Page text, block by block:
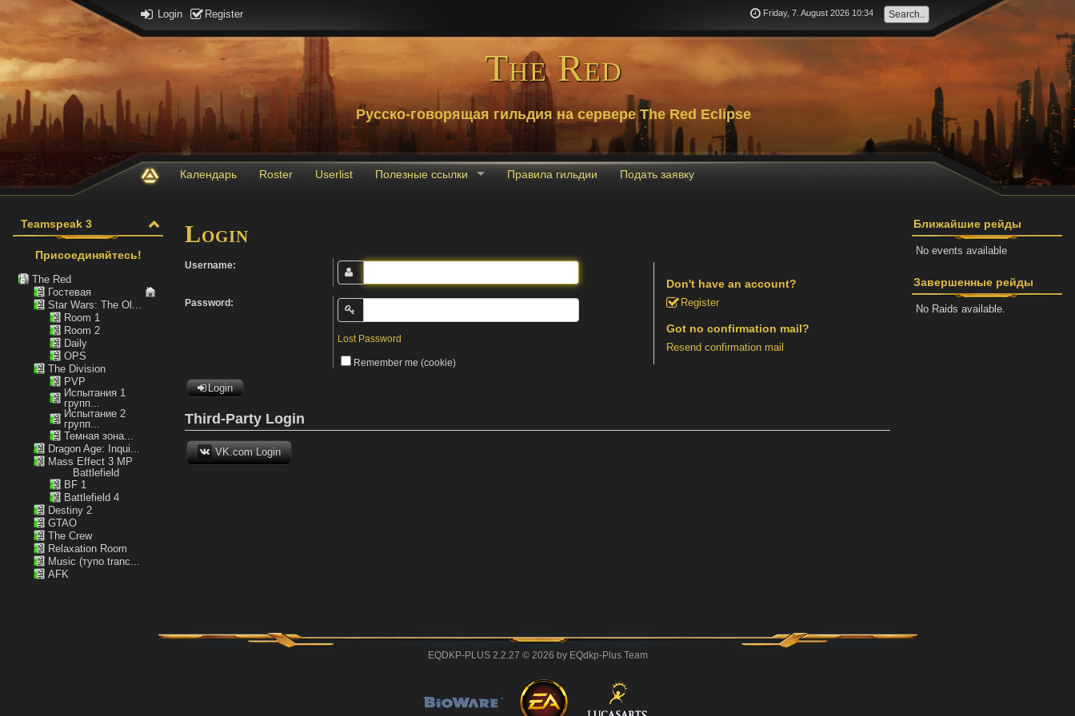
Login Register Friday, 7. August 2026 10:34
The Red
Русско-говорящая гильдия на сервере The Red Eclipse
Календарь Roster Userlist Полезные ссылки Правила гильдии Подать заявку
Teamspeak 3
Присоединяйтесь!
The Red
Гостевая
Star Wars: The Ol...
Room 1
Room 2
Daily
OPS
The Division
PVP
Испытания 1
групп...
Испытание 2
групп...
Темная зона...
Dragon Age: Inqui...
Mass Effect 3 MP
Battlefield
BF 1
Battlefield 4
Destiny 2
GTAO
The Crew
Relaxation Room
Music (тупо tranc...
AFK
Login
Username:
Password:
Lost Password
Remember me (cookie)
Don't have an account?
Register
Got no confirmation mail?
Resend confirmation mail
Login
Third-Party Login
VK.com Login
Ближайшие рейды
No events available
Завершенные рейды
No Raids available.
EQDKP-PLUS 2.2.27 © 2026 by EQdkp-Plus Team